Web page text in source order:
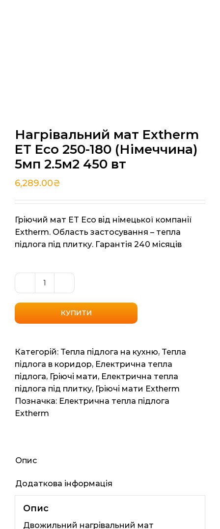
Нагрівальний мат Extherm
ET Eco 250-180 (Німеччина)
5мп 2.5м2 450 вт
6,289.00₴
Гріючий мат ET Eco від німецької компанії
Extherm. Область застосування – тепла
підлога під плитку. Гарантія 240 місяців
Нагрівальний
мат
Extherm
ET
250-
180
(Німеччина)
5мп
2.5м2
450
КУПИТИ
Категорій: Тепла підлога на кухню, Тепла
підлога в коридор, Електрична тепла
підлога, Гріючі мати, Електрична тепла
підлога під плитку, Гріючі мати Extherm
Позначка: Електрична тепла підлога
Extherm
Опис
Додаткова інформація
Опис
Двожильний нагрівальний мат